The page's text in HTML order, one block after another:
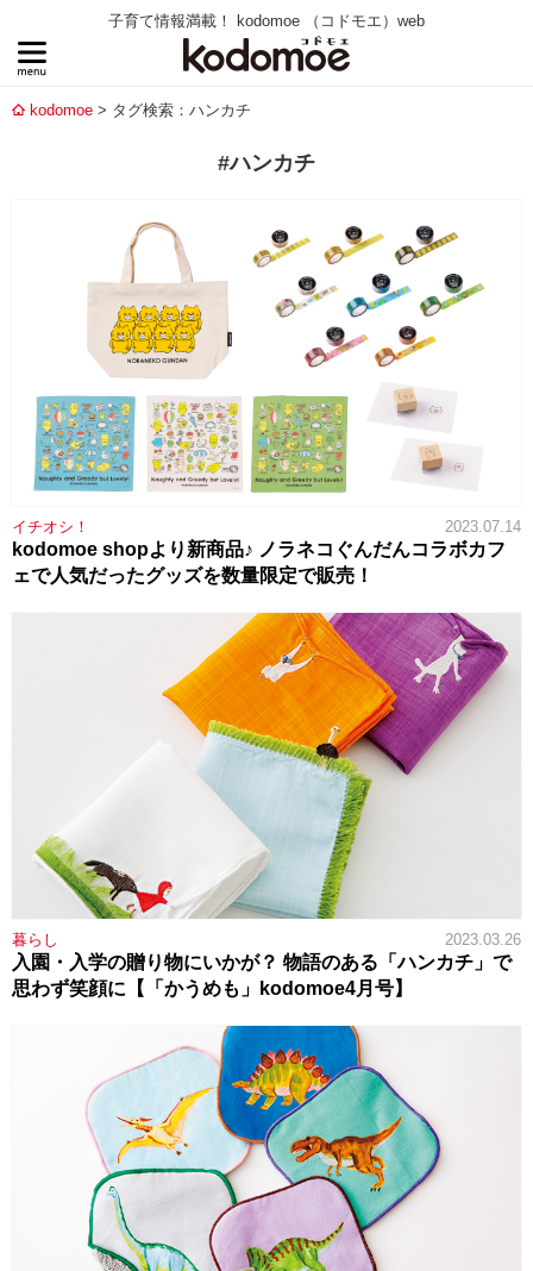
子育て情報満載！ kodomoe （コドモエ）web
kodomoe タグ検索：ハンカチ
#ハンカチ
イチオシ！ 2023.07.14
kodomoe shopより新商品♪ ノラネコぐんだんコラボカフ
ェで人気だったグッズを数量限定で販売！
暮らし 2023.03.26
入園・入学の贈り物にいかが？ 物語のある「ハンカチ」で
思わず笑顔に【「かうめも」kodomoe4月号】